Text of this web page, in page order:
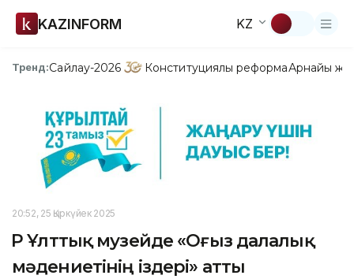
KAZINFORM KZ
Тренд:Сайлау-2026 Конституциялық реформаАрнайы
20:52, 25 Қыркүйек 2025
ҚР Ұлттық музейде «Оғыз далалық
мәдениетінің іздері» атты